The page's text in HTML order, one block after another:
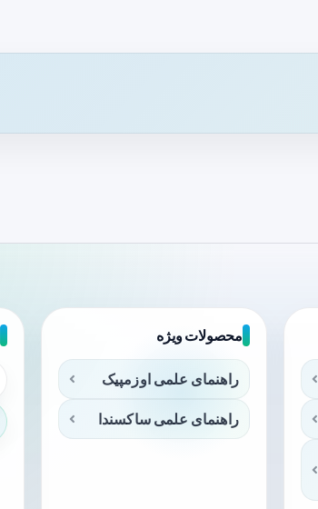
محصولات ویژه
راهنمای علمی اوزمپیک
راهنمای علمی ساکسندا